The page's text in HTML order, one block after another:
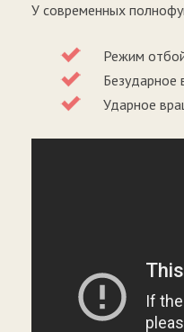
У современных
Режим
Безударное
Ударное